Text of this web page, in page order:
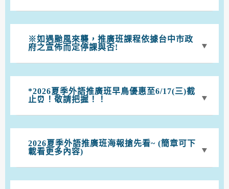
※如遇颱風來襲，推廣班課程依據台中市政
府之宣佈而定停課與否!
*2026夏季外語推廣班早鳥優惠至6/17(三)截
止⏰！敬請把握！！
2026夏季外語推廣班海報搶先看~ (簡章可下
載看更多內容)